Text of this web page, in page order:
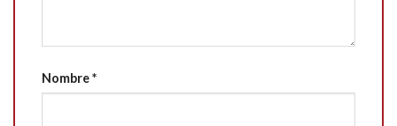
Nombre*